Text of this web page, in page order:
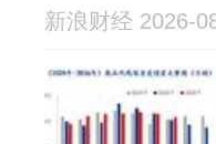
新浪财经 2026-